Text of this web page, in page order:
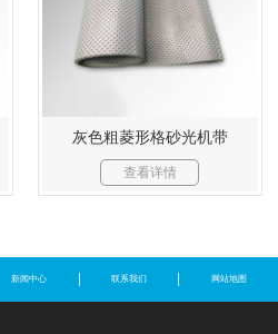
灰色粗菱形格砂光机带
查看详情
新闻中心 联系我们 网站地图